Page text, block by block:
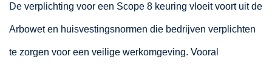
De verplichting voor een Scope 8 keuring vloeit voort uit de
Arbowet en huisvestingsnormen die bedrijven verplichten
te zorgen voor een veilige werkomgeving. Vooral